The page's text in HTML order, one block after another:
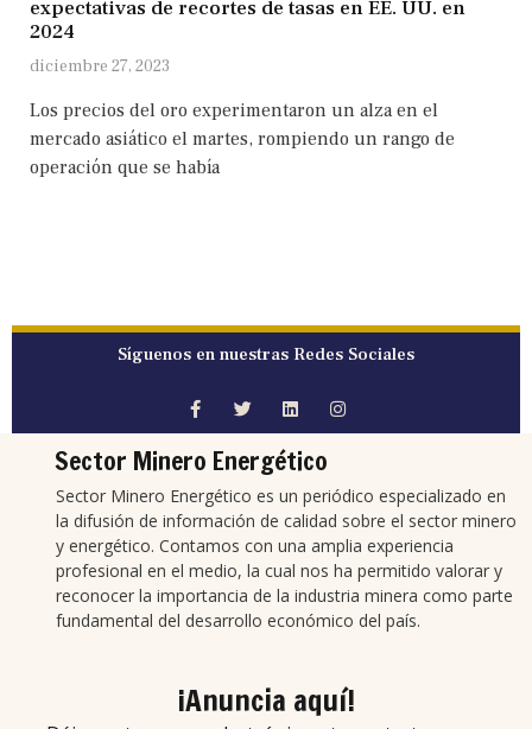
expectativas de recortes de tasas en EE. UU. en
2024
diciembre 27, 2023
Los precios del oro experimentaron un alza en el
mercado asiático el martes, rompiendo un rango de
operación que se había
Síguenos en nuestras Redes Sociales
Sector Minero Energético
Sector Minero Energético es un periódico especializado en
la difusión de información de calidad sobre el sector minero
y energético. Contamos con una amplia experiencia
profesional en el medio, la cual nos ha permitido valorar y
reconocer la importancia de la industria minera como parte
fundamental del desarrollo económico del país.
¡Anuncia aquí!